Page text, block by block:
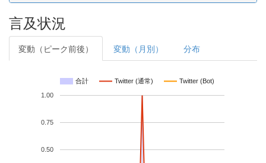
言及状況
変動（ピーク前後） 変動（月別） 分布
合計 Twitter (通常) Twitter (Bot)
0.50
0.75
1.00